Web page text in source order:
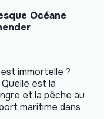
Océane
immortelle ?
est la
et la pêche au
maritime dans